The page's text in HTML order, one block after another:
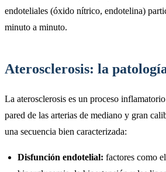
endoteliales (óxido nítrico, endotelina)
minuto a minuto.
Aterosclerosis: la
La aterosclerosis es un proceso
pared de las arterias de mediano y gran
una secuencia bien caracterizada:
Disfunción endotelial: factores como